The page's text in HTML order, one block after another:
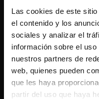
Las cookies de este
el contenido y los
sociales y analizar el
información sobre el
nuestros partners de
web, quienes pueden
que les haya
partir del uso que haya